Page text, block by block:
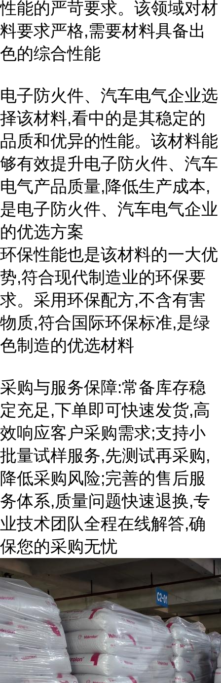
性能的严苛要求。该领域对材
料要求严格,需要材料具备出
色的综合性能
电子防火件、汽车电气企业选
择该材料,看中的是其稳定的
品质和优异的性能。该材料能
够有效提升电子防火件、汽车
电气产品质量,降低生产成本,
是电子防火件、汽车电气企业
的优选方案
环保性能也是该材料的一大优
势,符合现代制造业的环保要
求。采用环保配方,不含有害
物质,符合国际环保标准,是绿
色制造的优选材料
采购与服务保障:常备库存稳
定充足,下单即可快速发货,高
效响应客户采购需求;支持小
批量试样服务,先测试再采购,
降低采购风险;完善的售后服
务体系,质量问题快速退换,专
业技术团队全程在线解答,确
保您的采购无忧